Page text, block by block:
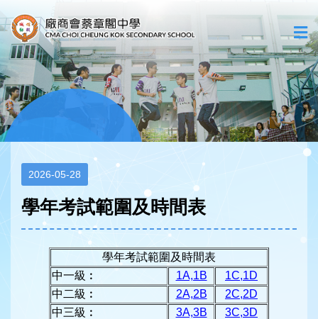
2026-05-28
學年考試範圍及時間表
學年考試範圍及時間表
中一級︰
1A,1B
1C,1D
中二級︰
2A,2B
2C,2D
中三級︰
3A,3B
3C,3D